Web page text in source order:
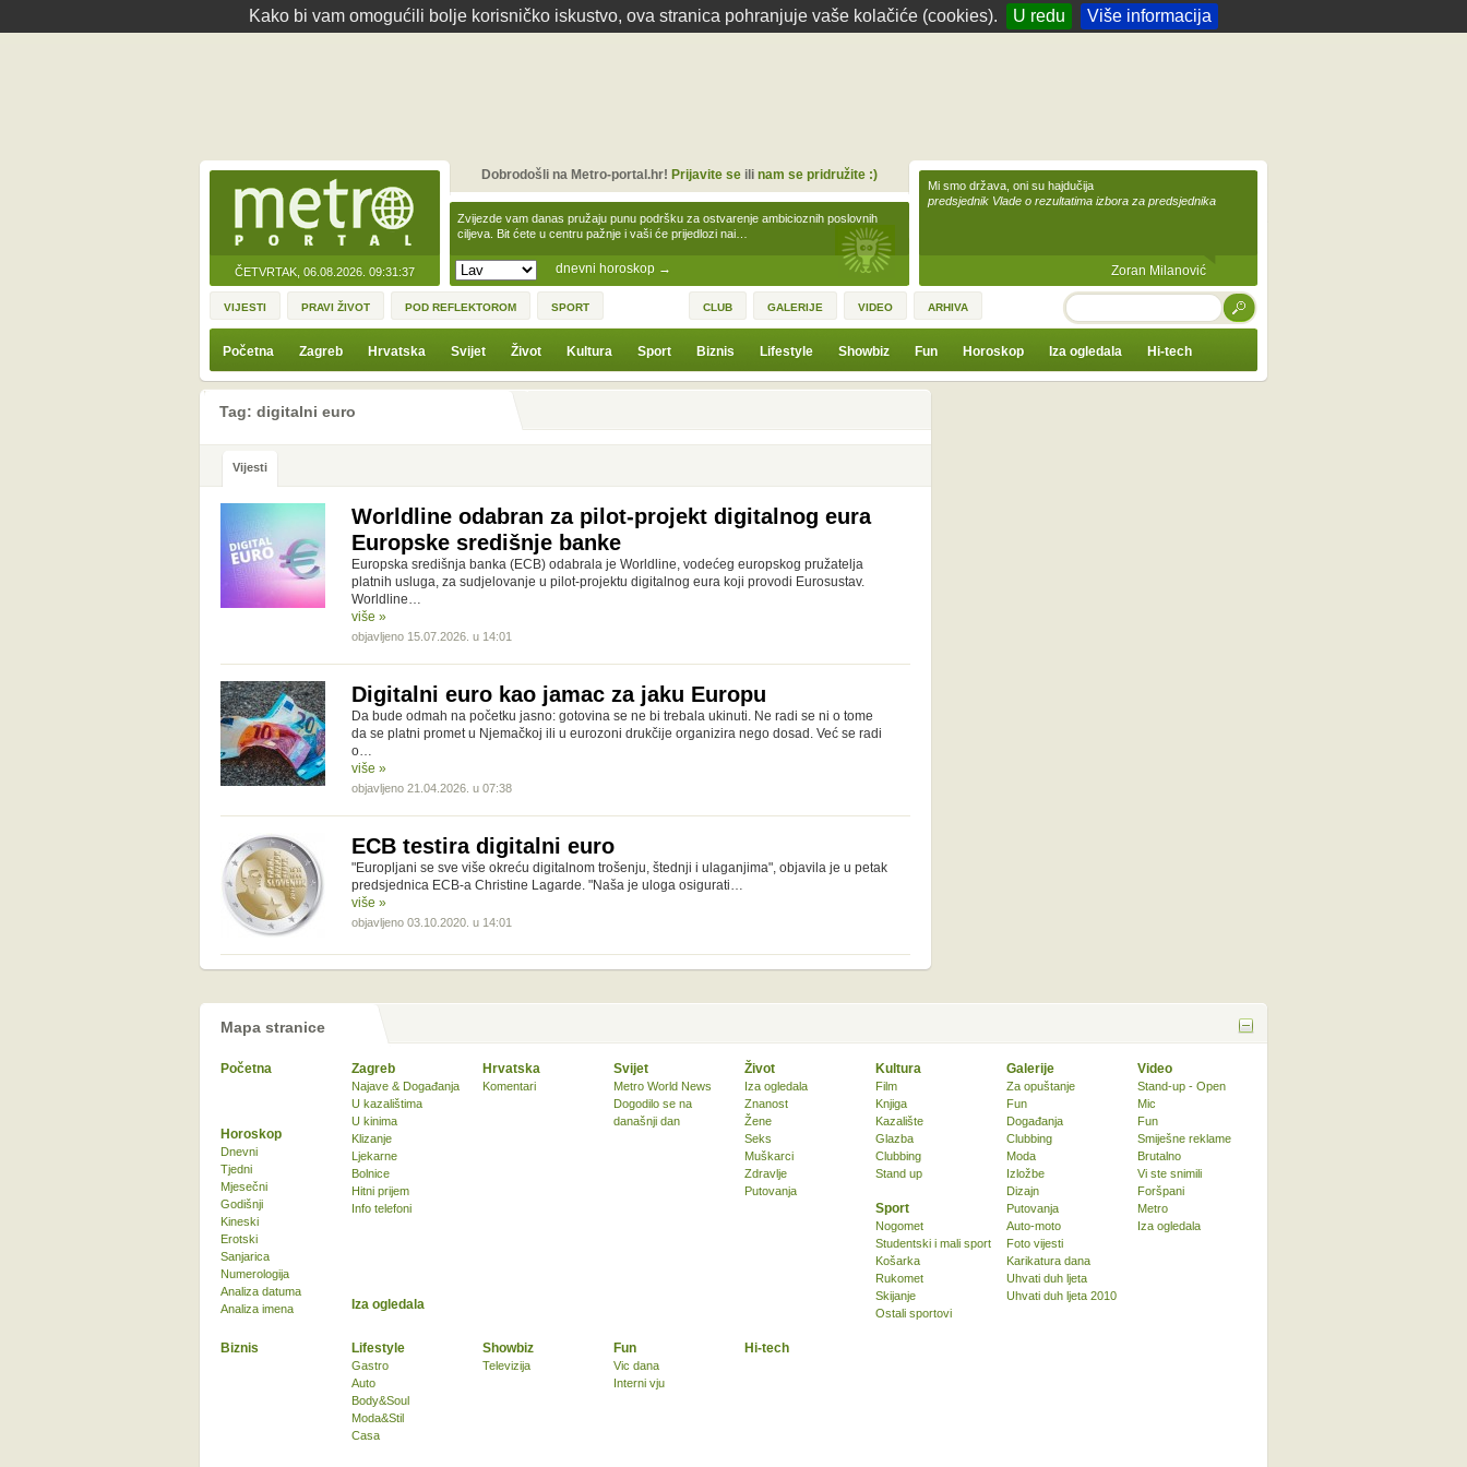
Kako bi vam omogućili bolje korisničko iskustvo, ova stranica pohranjuje vaše kolačiće (cookies). U redu Više informacija
ČETVRTAK, 06.08.2026. 09:31:37 dnevni horoskop →
Zvijezde vam danas pružaju punu podršku za ostvarenje ambicioznih poslovnih
ciljeva. Bit ćete u centru pažnje i vaši će prijedlozi nai…
Dobrodošli na Metro-portal.hr! Prijavite seili nam se pridružite :)
Mi smo država, oni su hajdučija
predsjednik Vlade o rezultatima izbora za predsjednika
Zoran Milanović
VIJESTI PRAVI ŽIVOT POD REFLEKTOROM SPORT CLUB GALERIJE VIDEO ARHIVA TRAŽI
Početna Zagreb Hrvatska Svijet Život Kultura Sport Biznis Lifestyle Showbiz Fun Horoskop Iza ogledala Hi-tech
Tag: digitalni euro
Vijesti
Worldline odabran za pilot-projekt digitalnog eura
Europske središnje banke
Europska središnja banka (ECB) odabrala je Worldline, vodećeg europskog pružatelja
platnih usluga, za sudjelovanje u pilot-projektu digitalnog eura koji provodi Eurosustav.
Worldline…
više »
objavljeno 15.07.2026. u 14:01
Digitalni euro kao jamac za jaku Europu
Da bude odmah na početku jasno: gotovina se ne bi trebala ukinuti. Ne radi se ni o tome
da se platni promet u Njemačkoj ili u eurozoni drukčije organizira nego dosad. Već se radi
o…
više »
objavljeno 21.04.2026. u 07:38
ECB testira digitalni euro
"Europljani se sve više okreću digitalnom trošenju, štednji i ulaganjima", objavila je u petak
predsjednica ECB-a Christine Lagarde. "Naša je uloga osigurati…
više »
objavljeno 03.10.2020. u 14:01
Mapa stranice
Početna Zagreb
Najave & Događanja
U kazalištima
U kinima
Klizanje
Ljekarne
Bolnice
Hitni prijem
Info telefoni
Hrvatska
Komentari
Svijet
Metro World News
Dogodilo se na
današnji dan
Život
Iza ogledala
Znanost
Žene
Seks
Muškarci
Zdravlje
Putovanja
Kultura
Film
Knjiga
Kazalište
Glazba
Clubbing
Stand up
Sport
Nogomet
Studentski i mali sport
Košarka
Rukomet
Skijanje
Ostali sportovi
Biznis Lifestyle
Gastro
Auto
Body&Soul
Moda&Stil
Casa
Showbiz
Televizija
Fun
Vic dana
Interni vju
Horoskop
Dnevni
Tjedni
Mjesečni
Godišnji
Kineski
Erotski
Sanjarica
Numerologija
Analiza datuma
Analiza imena
Iza ogledala
Hi-tech
Galerije
Za opuštanje
Fun
Događanja
Clubbing
Moda
Izložbe
Dizajn
Putovanja
Auto-moto
Foto vijesti
Karikatura dana
Uhvati duh ljeta
Uhvati duh ljeta 2010
Video
Stand-up - Open
Mic
Fun
Smiješne reklame
Brutalno
Vi ste snimili
Foršpani
Metro
Iza ogledala